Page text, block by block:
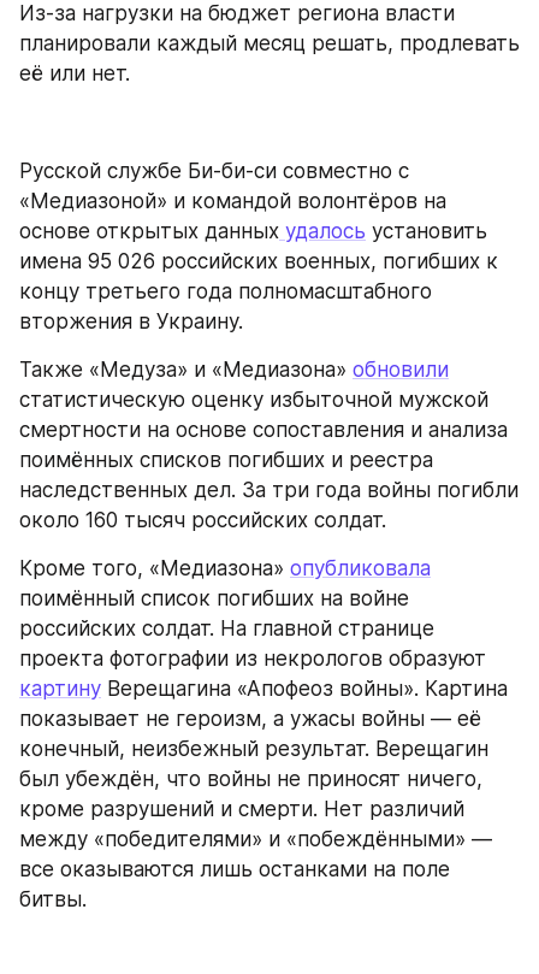
Из-за нагрузки на бюджет региона власти
планировали каждый месяц решать, продлевать
её или нет.
Русской службе Би-би-си совместно с
«Медиазоной» и командой волонтёров на
основе открытых данных удалось установить
имена 95 026 российских военных, погибших к
концу третьего года полномасштабного
вторжения в Украину.
Также «Медуза» и «Медиазона» обновили
статистическую оценку избыточной мужской
смертности на основе сопоставления и анализа
поимённых списков погибших и реестра
наследственных дел. За три года войны погибли
около 160 тысяч российских солдат.
Кроме того, «Медиазона» опубликовала
поимённый список погибших на войне
российских солдат. На главной странице
картину Верещагина «Апофеоз войны». Картина
показывает не героизм, а ужасы войны — её
конечный, неизбежный результат. Верещагин
был убеждён, что войны не приносят ничего,
кроме разрушений и смерти. Нет различий
между «победителями» и «побеждёнными» —
все оказываются лишь останками на поле
битвы.